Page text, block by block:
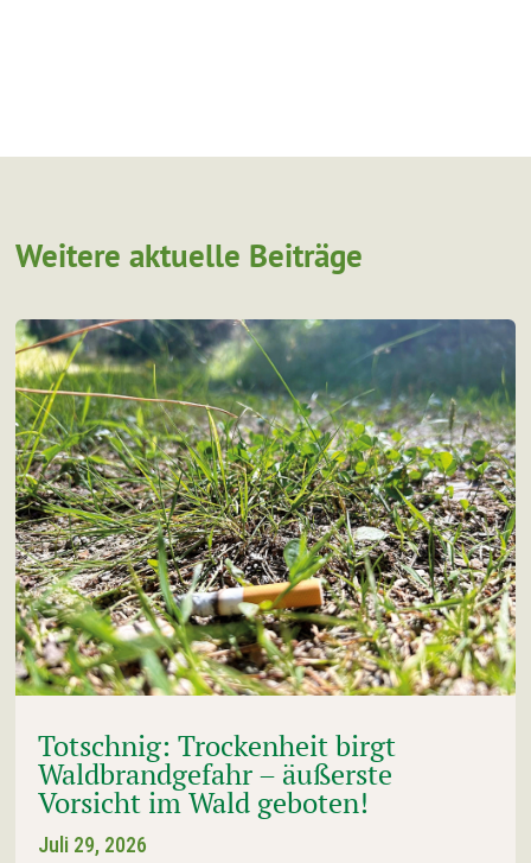
Weitere aktuelle Beiträge
Totschnig: Trockenheit birgt
Waldbrandgefahr – äußerste
Vorsicht im Wald geboten!
Juli 29, 2026